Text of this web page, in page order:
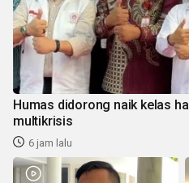
Humas didorong naik kelas
multikrisis
6 jam lalu